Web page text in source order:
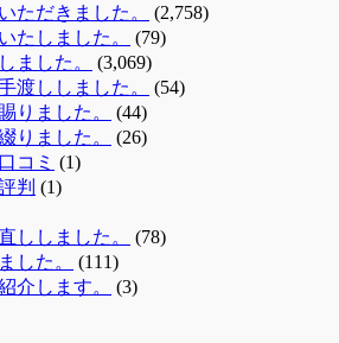
ただきました。
(2,758)
たしました。
(79)
ました。
(3,069)
渡ししました。
(54)
りました。
(44)
りました。
(26)
コミ (1)
判 (1)
ししました。
(78)
した。
(111)
介します。
(3)